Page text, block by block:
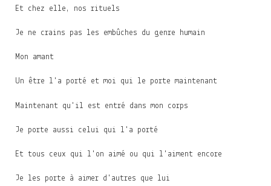
Et chez elle, nos rituels
Je ne crains pas les embûches du genre humain
Mon amant
Un être l'a porté et moi qui le porte maintenant
Maintenant qu'il est entré dans mon corps
Je porte aussi celui qui l'a porté
Et tous ceux qui l'on aimé ou qui l'aiment encore
Je les porte à aimer d'autres que lui